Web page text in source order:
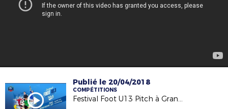
Publié le 20/04/2018
COMPÉTITIONS
Festival Foot U13 Pitch à Grandchamp - Finalité Départementale - 07/04/18